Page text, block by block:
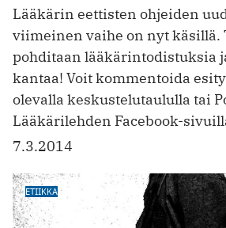
Lääkärin eettisten ohjeiden
viimeinen vaihe on nyt käsillä.
pohditaan lääkärintodistuksia
kantaa! Voit kommentoida
olevalla keskustelutaululla tai
Lääkärilehden Facebook-
7.3.2014
ETIIKKA